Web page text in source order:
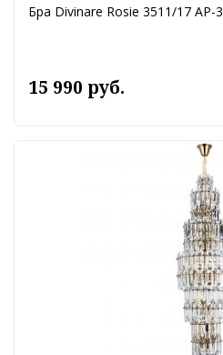
Бра Divinare Rosie 3511/17 AP-3
15 990 руб.